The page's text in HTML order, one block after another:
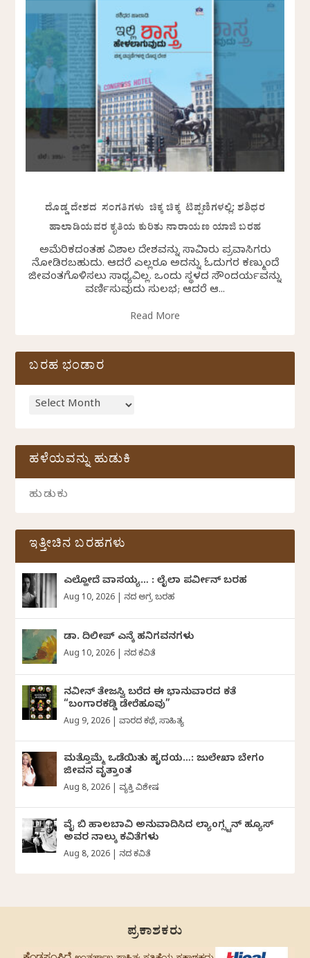
ದೊಡ್ಡ ದೇಶದ ಸಂಗತಿಗಳು ಚಿಕ್ಕ ಚಿಕ್ಕ ಟಿಪ್ಪಣಿಗಳಲ್ಲಿ: ಶಶಿಧರ
ಹಾಲಾಡಿಯವರ ಕೃತಿಯ ಕುರಿತು ನಾರಾಯಣ ಯಾಜಿ ಬರಹ
ಅಮೆರಿಕದಂತಹ ವಿಶಾಲ ದೇಶವನ್ನು ಸಾವಿರಾರು ಪ್ರವಾಸಿಗರು
ನೋಡಿರಬಹುದು. ಆದರೆ ಎಲ್ಲರೂ ಅದನ್ನು ಓದುಗರ ಕಣ್ಮುಂದೆ
ಜೀವಂತಗೊಳಿಸಲು ಸಾಧ್ಯವಿಲ್ಲ. ಒಂದು ಸ್ಥಳದ ಸೌಂದರ್ಯವನ್ನು
ವರ್ಣಿಸುವುದು ಸುಲಭ; ಆದರೆ ಆ...
Read More
ಬರಹ ಭಂಡಾರ
ಹಳೆಯವನ್ನು ಹುಡುಕಿ
ಇತ್ತೀಚಿನ ಬರಹಗಳು
ಎಲ್ಹೋದೆ ವಾಸಯ್ಯ… : ಲೈಲಾ ಪರ್ವೀನ್‌ ಬರಹ
Aug 10, 2026 ದಿನದ ಅಗ್ರ ಬರಹ
ಡಾ. ದಿಲೀಪ್ ಎನ್ಕೆ ಹನಿಗವನಗಳು
Aug 10, 2026 ದಿನದ ಕವಿತೆ
ನವೀನ್‌ ತೇಜಸ್ವಿ ಬರೆದ ಈ ಭಾನುವಾರದ ಕತೆ
“ಬಂಗಾರಕಡ್ಡಿ ಡೇರೆಹೂವು”
Aug 9, 2026 |ವಾರದ ಕಥೆ,ಸಾಹಿತ್ಯ
ಮತ್ತೊಮ್ಮೆ ಒಡೆಯಿತು ಹೃದಯ…: ಜುಲೇಖಾ ಬೇಗಂ
ಜೀವನ ವೃತ್ತಾಂತ
Aug 8, 2026 ವ್ಯಕ್ತಿ ವಿಶೇಷ
ವೈ ಬಿ ಹಾಲಬಾವಿ ಅನುವಾದಿಸಿದ ಲ್ಯಾಂಗ್ಸ್ಟನ್ ಹ್ಯೂಸ್
ಅವರ ನಾಲ್ಕು ಕವಿತೆಗಳು
Aug 8, 2026 ದಿನದ ಕವಿತೆ
ಪ್ರಕಾಶಕರು